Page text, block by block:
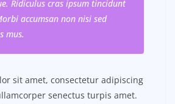
Ridiculus cras ipsum tincidunt
accumsan non nisi sed
mus.
sit amet, consectetur adipiscing
senectus turpis amet.